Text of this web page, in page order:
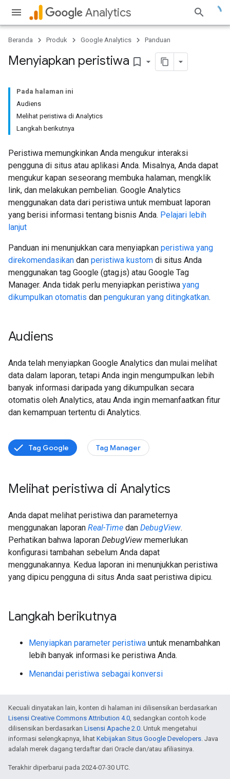
Analytics
Beranda Produk Google Analytics Panduan
Menyiapkan peristiwa bookmark_border
Pada halaman ini
Audiens
Melihat peristiwa di Analytics
Langkah berikutnya
Peristiwa memungkinkan Anda mengukur interaksi
pengguna di situs atau aplikasi Anda. Misalnya, Anda dapat
mengukur kapan seseorang membuka halaman, mengklik
link, dan melakukan pembelian. Google Analytics
menggunakan data dari peristiwa untuk membuat laporan
yang berisi informasi tentang bisnis Anda. Pelajari lebih
lanjut
Panduan ini menunjukkan cara menyiapkan peristiwa yang
direkomendasikan dan peristiwa kustom di situs Anda
menggunakan tag Google (gtag.js) atau Google Tag
Manager. Anda tidak perlu menyiapkan peristiwa yang
dikumpulkan otomatis dan pengukuran yang ditingkatkan.
Audiens
Anda telah menyiapkan Google Analytics dan mulai melihat
data dalam laporan, tetapi Anda ingin mengumpulkan lebih
banyak informasi daripada yang dikumpulkan secara
otomatis oleh Analytics, atau Anda ingin memanfaatkan fitur
dan kemampuan tertentu di Analytics.
Tag Google Tag Manager
Melihat peristiwa di Analytics
Anda dapat melihat peristiwa dan parameternya
menggunakan laporan Real-Time dan DebugView.
Perhatikan bahwa laporan DebugView memerlukan
konfigurasi tambahan sebelum Anda dapat
menggunakannya. Kedua laporan ini menunjukkan peristiwa
yang dipicu pengguna di situs Anda saat peristiwa dipicu.
Langkah berikutnya
Menyiapkan parameter peristiwa untuk menambahkan
lebih banyak informasi ke peristiwa Anda.
Menandai peristiwa sebagai konversi
Kecuali dinyatakan lain, konten di halaman ini dilisensikan berdasarkan
Lisensi Creative Commons Attribution 4.0, sedangkan contoh kode
dilisensikan berdasarkan Lisensi Apache 2.0. Untuk mengetahui
informasi selengkapnya, lihat Kebijakan Situs Google Developers. Java
adalah merek dagang terdaftar dari Oracle dan/atau afiliasinya.
Terakhir diperbarui pada 2024-07-30 UTC.